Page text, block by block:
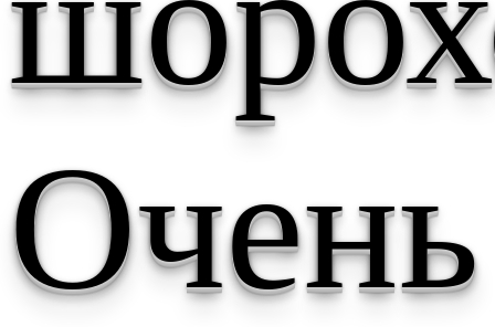
Очень